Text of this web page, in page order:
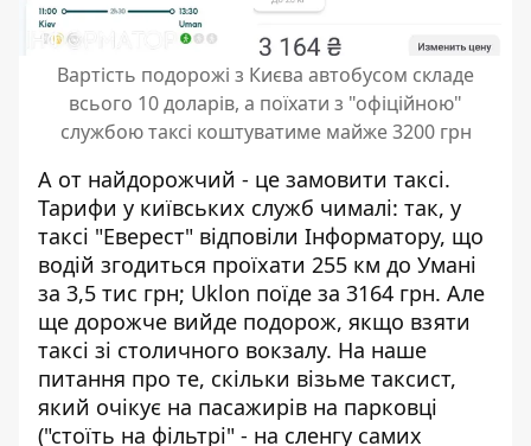
Вартість подорожі з Києва автобусом складе
всього 10 доларів, а поїхати з "офіційною"
службою таксі коштуватиме майже 3200 грн
А от найдорожчий - це замовити таксі.
Тарифи у київських служб чималі: так, у
таксі "Еверест" відповіли Інформатору, що
водій згодиться проїхати 255 км до Умані
за 3,5 тис грн; Uklon поїде за 3164 грн. Але
ще дорожче вийде подорож, якщо взяти
таксі зі столичного вокзалу. На наше
питання про те, скільки візьме таксист,
який очікує на пасажирів на парковці
("стоїть на фільтрі" - на сленгу самих